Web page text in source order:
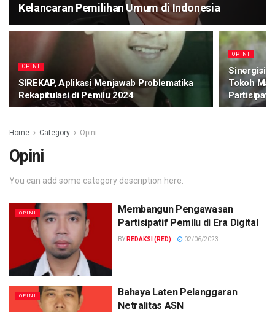
Kelancaran Pemilihan Umum di Indonesia
OPINI
SIREKAP, Aplikasi Menjawab Problematika
Rekapitulasi di Pemilu 2024
OPINI
Tokoh
Partisipatif
Home Category Opini
Opini
You can add some category description here.
OPINI
Membangun Pengawasan
Partisipatif Pemilu di Era Digital
BY REDAKSI (RED) 02/06/2023
OPINI
Bahaya Laten Pelanggaran
Netralitas ASN